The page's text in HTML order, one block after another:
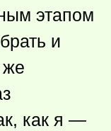
этапом
и
как я —